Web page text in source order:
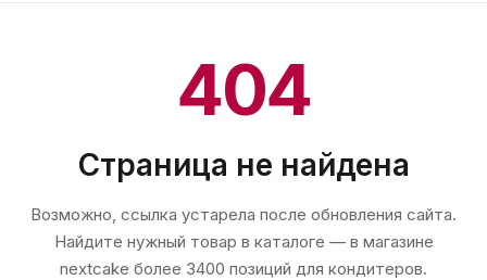
404
Страница не найдена
Возможно, ссылка устарела после обновления сайта.
Найдите нужный товар в каталоге — в магазине
nextcake более 3400 позиций для кондитеров.